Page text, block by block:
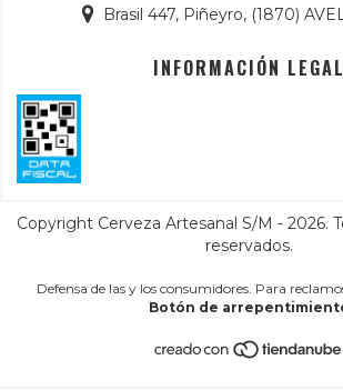
Brasil 447, Piñeyro, (1870)
INFORMACIÓN LEGAL
Copyright Cerveza Artesanal S/M - 2026.
reservados.
Defensa de las y los consumidores. Para
Botón de